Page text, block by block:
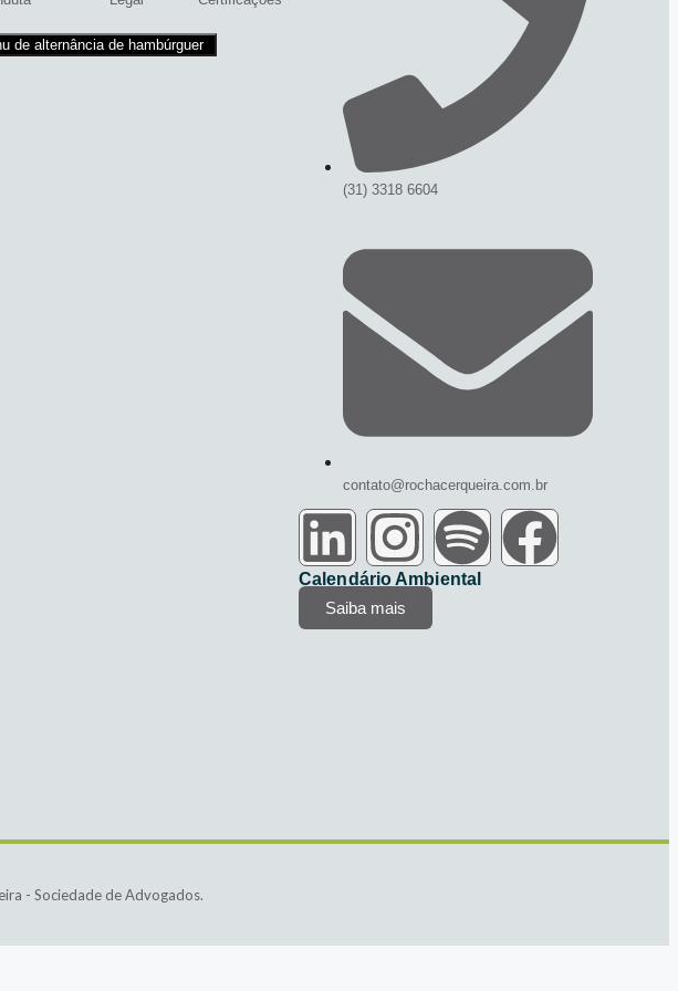
de alternância de hambúrguer
(31) 3318 6604
contato@rochacerqueira.com.br
Calendário Ambiental
Saiba mais
- Sociedade de Advogados.